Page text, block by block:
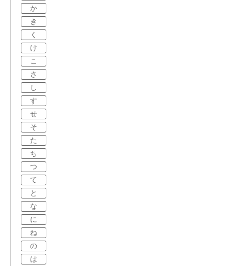
か
き
く
け
こ
さ
し
す
せ
そ
た
ち
つ
て
と
な
に
ね
の
は